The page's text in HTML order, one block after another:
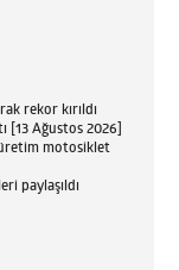
rekor kırıldı
[13 Ağustos 2026]
motosiklet
paylaşıldı